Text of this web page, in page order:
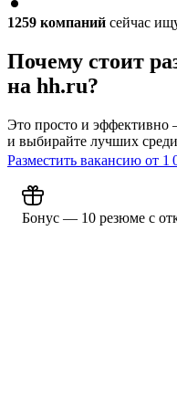
1259 компаний сейчас
Почему стоит
на hh.ru?
Это просто и
и выбирайте лучших
Разместить вакансию от 1
Бонус — 10 резюме с